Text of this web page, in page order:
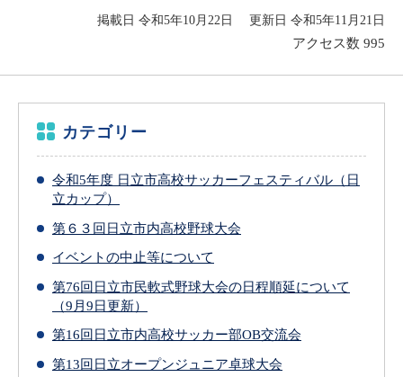
掲載日 令和5年10月22日 更新日 令和5年11月21日
アクセス数 995
カテゴリー
令和5年度 日立市高校サッカーフェスティバル（日
立カップ）
第６３回日立市内高校野球大会
イベントの中止等について
第76回日立市民軟式野球大会の日程順延について
（9月9日更新）
第16回日立市内高校サッカー部OB交流会
第13回日立オープンジュニア卓球大会